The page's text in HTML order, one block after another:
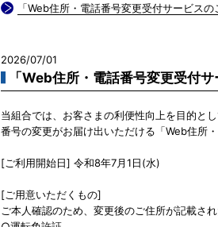
「Web住所・電話番号変更受付サービス
2026/07/01
「Web住所・電話番号変更受付
当組合では、お客さまの利便性向上を目的と
番号の変更がお届け出いただける「Web住所
[ご利用開始日] 令和8年7月1日(水)
[ご用意いただくもの]
ご本人確認のため、変更後のご住所が記載さ